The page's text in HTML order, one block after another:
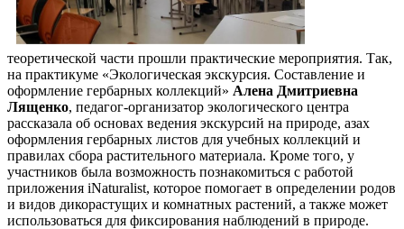
теоретической части прошли практические мероприятия. Так,
на практикуме «Экологическая экскурсия. Составление и
оформление гербарных коллекций» Алена Дмитриевна
Лященко, педагог-организатор экологического центра
рассказала об основах ведения экскурсий на природе, азах
оформления гербарных листов для учебных коллекций и
правилах сбора растительного материала. Кроме того, у
участников была возможность познакомиться с работой
приложения iNaturalist, которое помогает в определении родов
и видов дикорастущих и комнатных растений, а также может
использоваться для фиксирования наблюдений в природе.